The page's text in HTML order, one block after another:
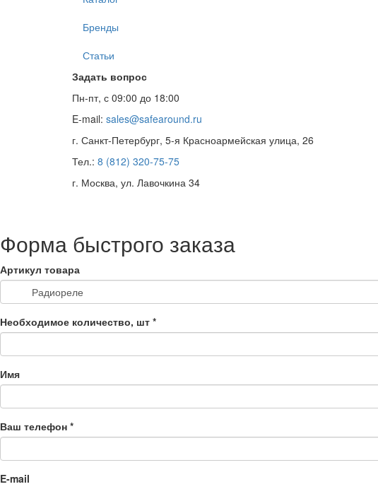
Бренды
Статьи
Задать вопрос
Пн-пт, с 09:00 до 18:00
E-mail: sales@safearound.ru
г. Санкт-Петербург, 5-я Красноармейская улица, 26
Тел.: 8 (812) 320-75-75
г. Москва, ул. Лавочкина 34
Форма быстрого заказа
Артикул товара
Необходимое количество, шт *
Имя
Ваш телефон *
E-mail